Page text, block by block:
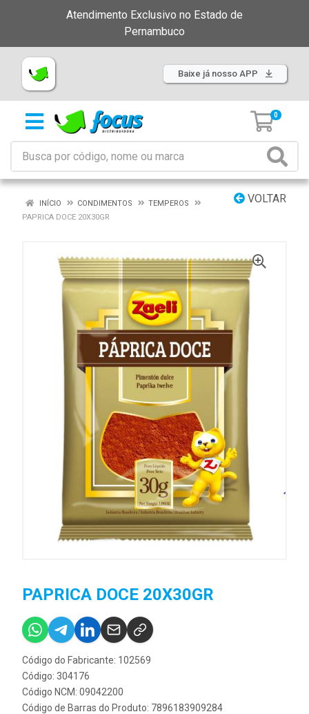
Atendimento Exclusivo no Estado de
Pernambuco
Baixe já nosso APP
0
VOLTAR
INÍCIO CONDIMENTOS
TEMPEROS
PAPRICA DOCE 20X30GR
PAPRICA DOCE 20X30GR
Código do Fabricante: 102569
Código: 304176
Código NCM: 09042200
Código de Barras do Produto: 7896183909284